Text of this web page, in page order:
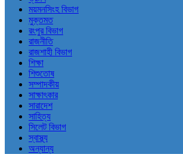
ময়মনসিংহ বিভাগ
মুক্তমত
রংপুর বিভাগ
রাজনীতি
রাজশাহী বিভাগ
শিক্ষা
শিশুতোষ
সম্পাদকীয়
সাক্ষাৎকার
সারাদেশ
সাহিত্য
সিলেট বিভাগ
স্বাস্থ্য
অন্যান্য